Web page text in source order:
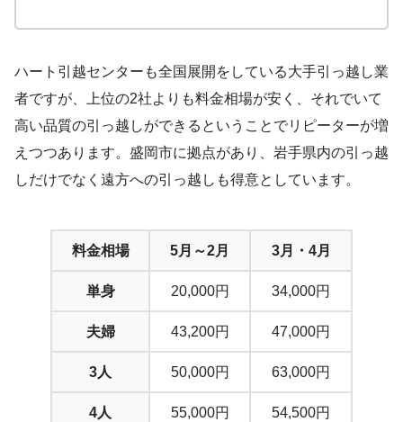
ハート引越センターも全国展開をしている大手引っ越し業
者ですが、上位の2社よりも料金相場が安く、それでいて
高い品質の引っ越しができるということでリピーターが増
えつつあります。盛岡市に拠点があり、岩手県内の引っ越
しだけでなく遠方への引っ越しも得意としています。
料金相場 5月～2月 3月・4月
単身 20,000円 34,000円
夫婦 43,200円 47,000円
3人 50,000円 63,000円
4人 55,000円 54,500円